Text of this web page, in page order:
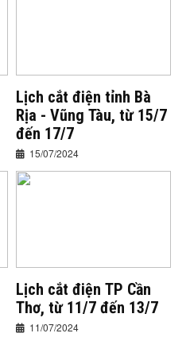
Lịch cắt điện tỉnh Bà
Rịa - Vũng Tàu, từ 15/7
đến 17/7
15/07/2024
Lịch cắt điện TP Cần
Thơ, từ 11/7 đến 13/7
11/07/2024